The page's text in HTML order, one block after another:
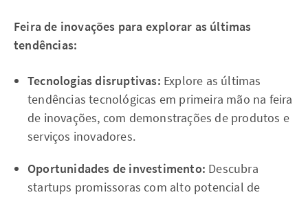
Feira de inovações para explorar as últimas
tendências:
Tecnologias disruptivas: Explore as últimas
tendências tecnológicas em primeira mão na feira
de inovações, com demonstrações de produtos e
serviços inovadores.
Oportunidades de investimento: Descubra
startups promissoras com alto potencial de